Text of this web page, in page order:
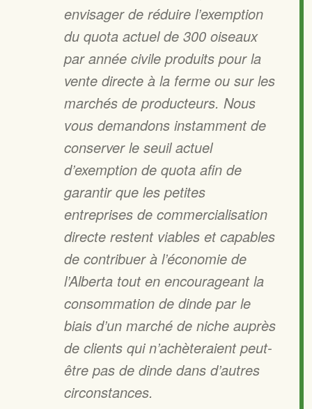
envisager de réduire l’exemption
du quota actuel de 300 oiseaux
par année civile produits pour la
vente directe à la ferme ou sur les
marchés de producteurs. Nous
vous demandons instamment de
conserver le seuil actuel
d’exemption de quota afin de
garantir que les petites
entreprises de commercialisation
directe restent viables et capables
de contribuer à l’économie de
l’Alberta tout en encourageant la
consommation de dinde par le
biais d’un marché de niche auprès
de clients qui n’achèteraient peut-
être pas de dinde dans d’autres
circonstances.